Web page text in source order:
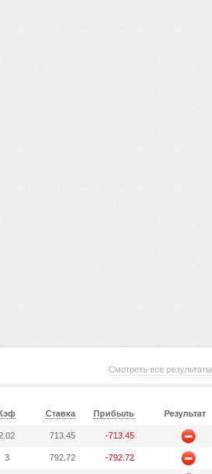
Смотреть все результаты
Ставка Прибыль Результат
713.45 -713.45
3 792.72 -792.72